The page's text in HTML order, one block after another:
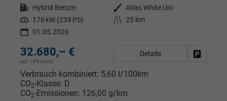
Kraftstoff Hybrid Benzin Außenfarbe
Atlas White Uni
Leistung 176 kW (239 PS) Kilometerstand
25 km
01.05.2026
32.680,– €
incl. 19% MwSt.
Details
Verbrauch kombiniert: 5,60 l/100km
CO2-Klasse: D
CO2-Emissionen: 126,00 g/km